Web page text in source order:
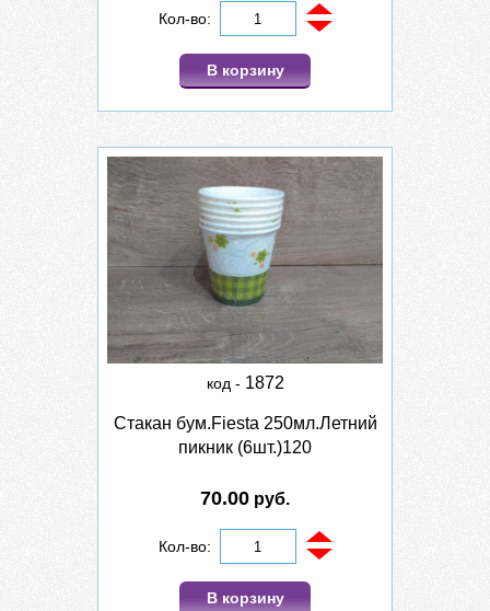
Кол-во:
В корзину
код - 1872
Стакан бум.Fiesta 250мл.Летний
пикник (6шт.)120
70.00 руб.
Кол-во:
В корзину